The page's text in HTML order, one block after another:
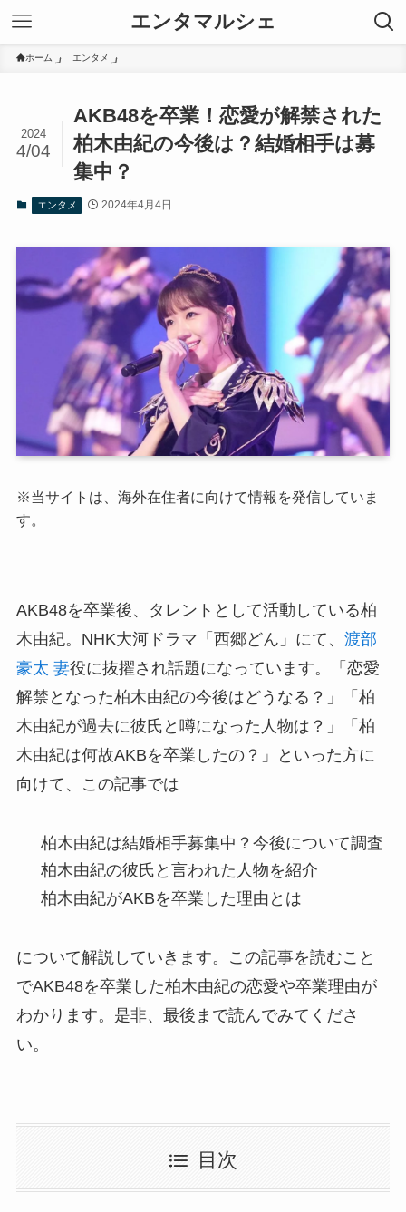
エンタマルシェ
ホーム エンタメ
AKB48を卒業！恋愛が解禁された
柏木由紀の今後は？結婚相手は募
集中？
2024
4/04
エンタメ 2024年4月4日
※当サイトは、海外在住者に向けて情報を発信していま
す。
AKB48を卒業後、タレントとして活動している柏
木由紀。 NHK大河ドラマ「西郷どん」にて、 渡部
豪太 妻役に抜擢され話題になっています。「恋愛
解禁となった柏木由紀の今後はどうなる？」「柏
木由紀が過去に彼氏と噂になった人物は？」「柏
木由紀は何故AKBを卒業したの？」といった方に
向けて、この記事では
柏木由紀は結婚相手募集中？今後について調査
柏木由紀の彼氏と言われた人物を紹介
柏木由紀がAKBを卒業した理由とは
について解説していきます。この記事を読むこと
でAKB48を卒業した柏木由紀の恋愛や卒業理由が
わかります。是非、最後まで読んでみてくださ
い。
目次